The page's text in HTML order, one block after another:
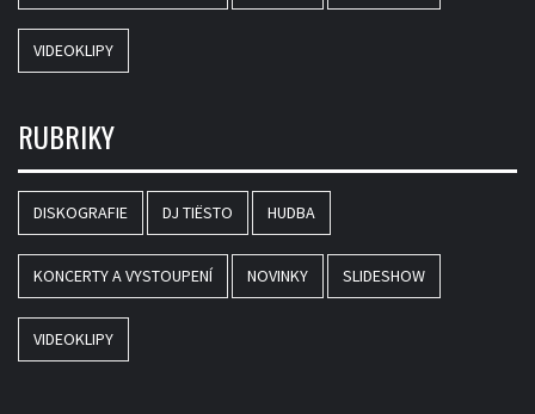
VIDEOKLIPY
RUBRIKY
DISKOGRAFIE DJ TIËSTO HUDBA
KONCERTY A VYSTOUPENÍ NOVINKY SLIDESHOW
VIDEOKLIPY